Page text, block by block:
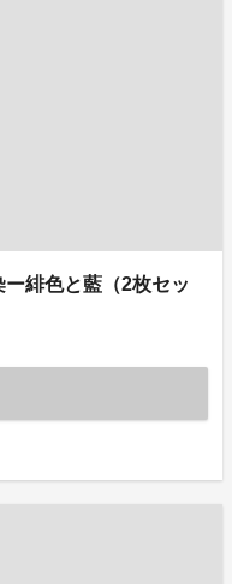
緋色と藍（2枚セッ